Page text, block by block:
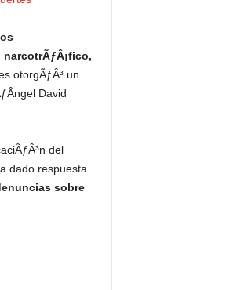
otorgÃƒÂ³ un
David
del
dado respuesta.
sobre